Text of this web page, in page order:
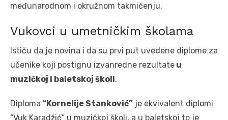
međunarodnom i okružnom takmičenju.
Vukovci u umetničkim školama
Ističu da je novina i da su prvi put uvedene diplome za
učenike koji postignu izvanredne rezultate u
muzičkoj i baletskoj školi.
Diploma “Kornelije Stanković” je ekvivalent diplomi
“Vuk Karadžić” u muzičkoj školi, a u baletskoj to je